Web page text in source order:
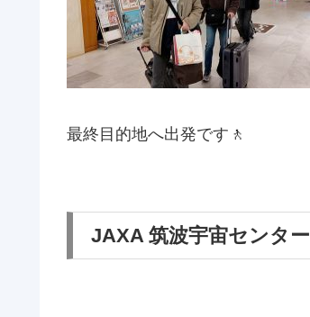
最終目的地へ出発です 🚶
JAXA 筑波宇宙センター